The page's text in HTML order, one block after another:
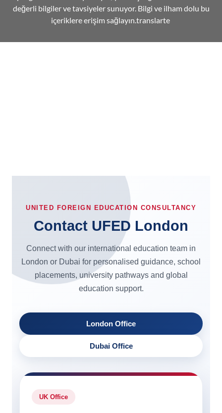
değerli bilgiler ve tavsiyeler sunuyor. Bilgi ve ilham dolu bu
içeriklere erişim sağlayın.translarte